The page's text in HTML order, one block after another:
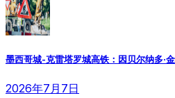
墨西哥城-克雷塔罗城高铁：因贝尔纳多·
2026年7月7日